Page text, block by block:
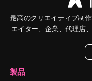
最高のクリエイティブ制
エイター、企業、代理店
製品